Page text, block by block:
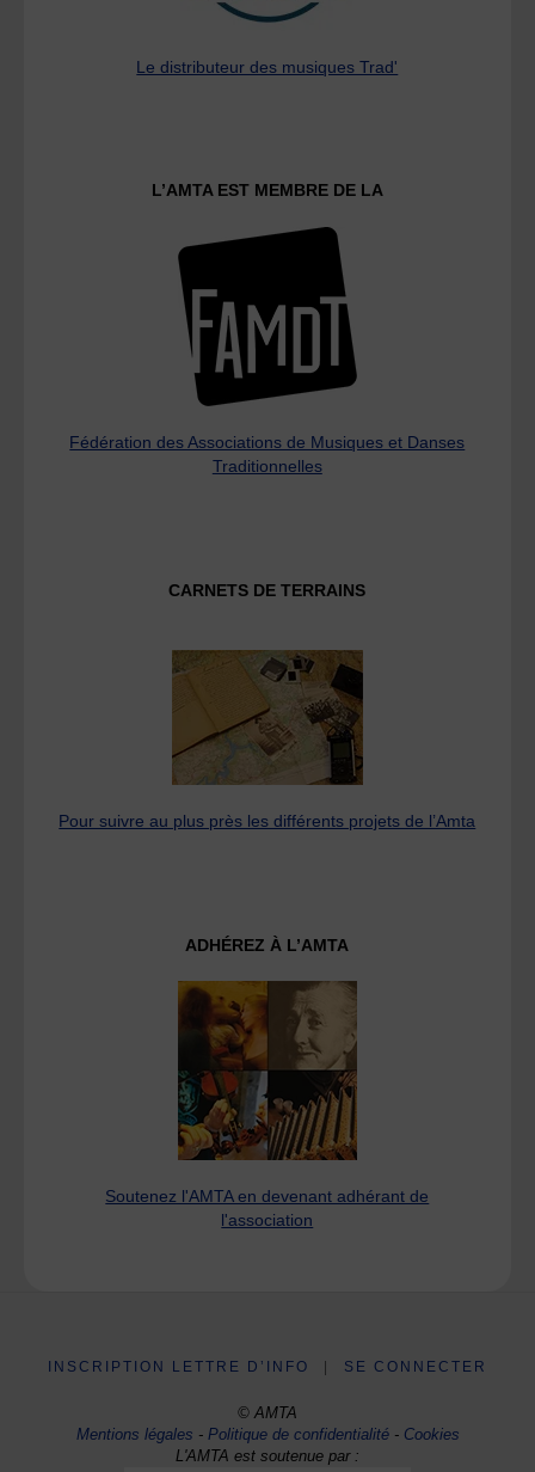
Le distributeur des musiques Trad'
L’AMTA EST MEMBRE DE LA
Fédération des Associations de Musiques et Danses
Traditionnelles
CARNETS DE TERRAINS
Pour suivre au plus près les différents projets de l’Amta
ADHÉREZ À L’AMTA
Soutenez l'AMTA en devenant adhérant de
l'association
INSCRIPTION LETTRE D’INFO SE CONNECTER
© AMTA
Mentions légales -Politique de confidentialité- Cookies
L'AMTA est soutenue par :